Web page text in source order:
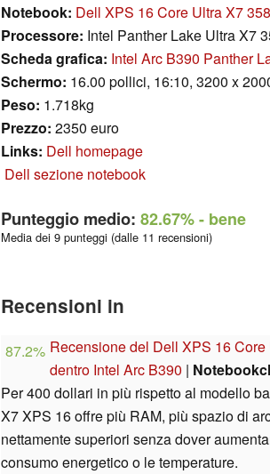
Notebook: Dell XPS 16 Core Ultra X7
Processore: Intel Panther Lake Ultra X7
Scheda grafica: Intel Arc B390 Panther
Schermo: 16.00 pollici, 16:10, 3200 x
Peso: 1.718kg
Prezzo: 2350 euro
Links: Dell homepage
Dell sezione notebook
Punteggio medio: 82.67%- bene
Media dei 9 punteggi (dalle 11 recensioni)
Recensioni in
87.2% Recensione del Dell XPS 16
dentro Intel Arc B390 |
Per 400 dollari in più rispetto al modello
X7 XPS 16 offre più RAM, più spazio di
nettamente superiori senza dover
consumo energetico o le temperature.